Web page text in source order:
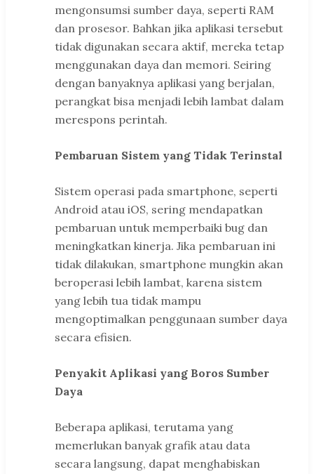
mengonsumsi sumber daya, seperti RAM
dan prosesor. Bahkan jika aplikasi tersebut
tidak digunakan secara aktif, mereka tetap
menggunakan daya dan memori. Seiring
dengan banyaknya aplikasi yang berjalan,
perangkat bisa menjadi lebih lambat dalam
merespons perintah.
Pembaruan Sistem yang Tidak Terinstal
Sistem operasi pada smartphone, seperti
Android atau iOS, sering mendapatkan
pembaruan untuk memperbaiki bug dan
meningkatkan kinerja. Jika pembaruan ini
tidak dilakukan, smartphone mungkin akan
beroperasi lebih lambat, karena sistem
yang lebih tua tidak mampu
mengoptimalkan penggunaan sumber daya
secara efisien.
Penyakit Aplikasi yang Boros Sumber
Daya
Beberapa aplikasi, terutama yang
memerlukan banyak grafik atau data
secara langsung, dapat menghabiskan